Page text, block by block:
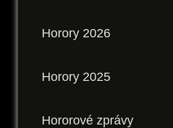
Horory 2026
Horory 2025
Hororové zprávy